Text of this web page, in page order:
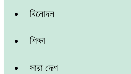
বিনোদন
শিক্ষা
সারা দেশ